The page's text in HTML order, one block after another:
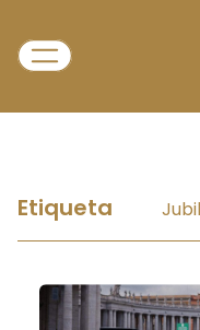
Etiqueta